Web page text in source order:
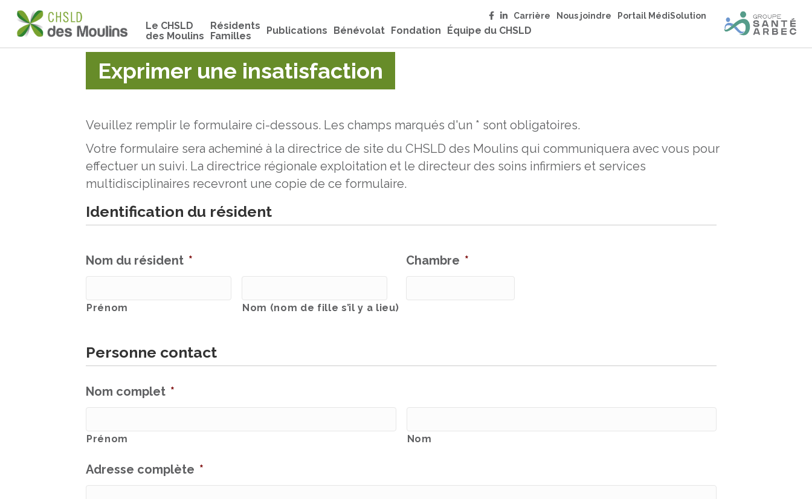
Carrière Nous joindre Portail MédiSolution
Le CHSLD
des Moulins
Résidents
Familles
Publications Bénévolat Fondation Équipe du CHSLD
Exprimer une insatisfaction
Veuillez remplir le formulaire ci-dessous. Les champs marqués d'un * sont obligatoires.
Votre formulaire sera acheminé à la directrice de site du CHSLD des Moulins qui communiquera avec vous pour
effectuer un suivi. La directrice régionale exploitation et le directeur des soins infirmiers et services
multidisciplinaires recevront une copie de ce formulaire.
Identification du résident
Nom du résident *
Prénom Nom (nom de fille s’il y a lieu)
Chambre *
Personne contact
Nom complet *
Prénom Nom
Adresse complète *